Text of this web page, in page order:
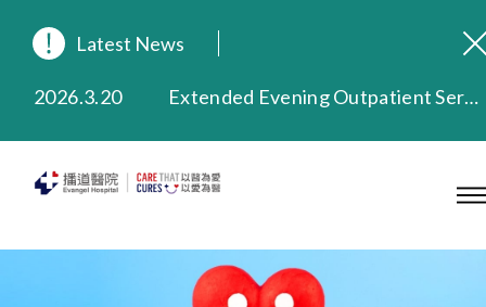
Latest News
2026.8.3
2026.3.20
Extended Evening Outpatient Service Until 11:00 p.m.
2025.8.4
Evangel Hospital’s Health Checkup Services Receive Positive Client Feedback